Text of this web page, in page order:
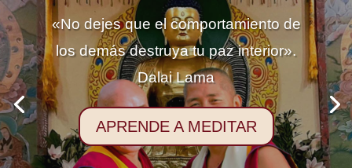
«No dejes que el comportamiento de
los demás destruya tu paz interior».
Dalai Lama
APRENDE A MEDITAR